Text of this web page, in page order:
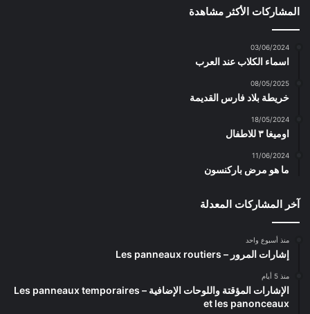
المشاركات الأكثر مشاهدة
03/06/2024
اسماء الكلاب عند العرب
08/05/2025
خريطة بلاد فارس القديمة
18/05/2024
اوميغا ٣ للاطفال
11/06/2024
ما هو مرض باركنسون
آخر المشاركات المعدلة
منذ أسبوع واحد
إشارات المرور – Les panneaux routiers
منذ 5 أيام
الإشارات المؤقتة واللوحات الإضافية – Les panneaux temporaires
et les panonceaux